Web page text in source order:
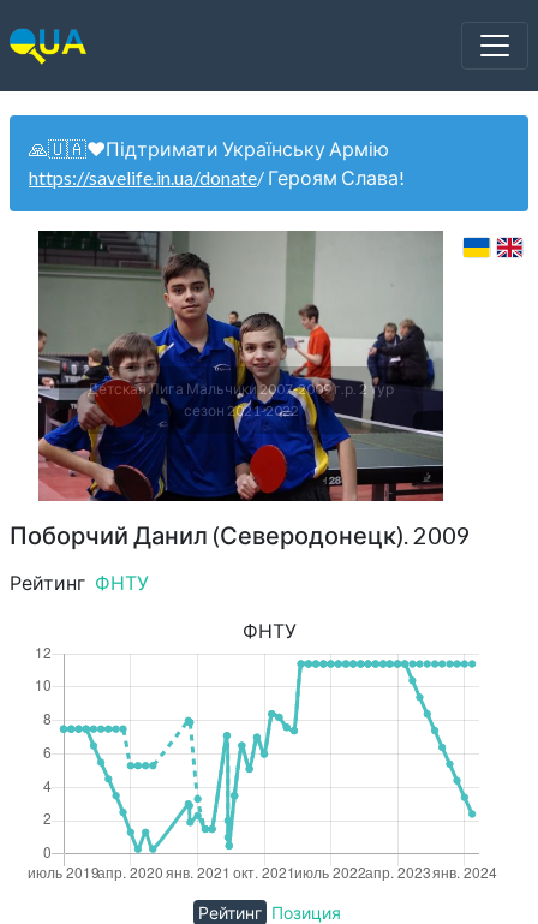
🙏🇺🇦❤️Підтримати Українську Армію
https://savelife.in.ua/donate/ Героям Слава!
Детская Лига Мальчики 2007-2009 г.р. 2 тур
сезон 2021-2022
Поборчий Данил (Северодонецк). 2009
Рейтинг ФНТУ
ФНТУ
Рейтинг Позиция